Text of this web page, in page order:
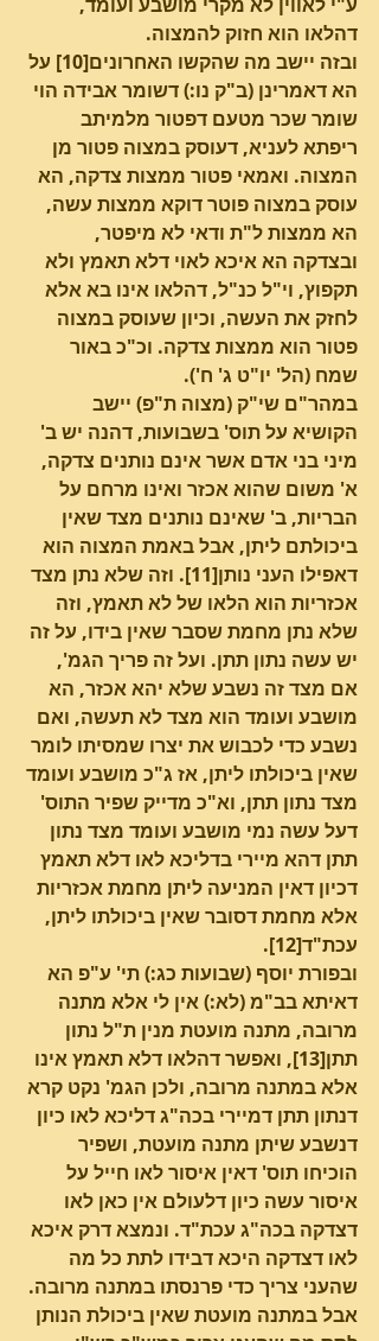
דהלאו הוא חזוק להמצוה.
ובזה יישב מה שהקשו האחרונים[10] על
הא דאמרינן (ב"ק נו:) דשומר אבידה הוי
שומר שכר מטעם דפטור מלמיתב
ריפתא לעניא, דעוסק במצוה פטור מן
המצוה. ואמאי פטור ממצות צדקה, הא
עוסק במצוה פוטר דוקא ממצות עשה,
הא ממצות ל"ת ודאי לא מיפטר,
ובצדקה הא איכא לאוי דלא תאמץ ולא
תקפוץ, וי"ל כנ"ל, דהלאו אינו בא אלא
לחזק את העשה, וכיון שעוסק במצוה
פטור הוא ממצות צדקה. וכ"כ באור
שמח (הל' יו"ט ג' ח').
במהר"ם שי"ק (מצוה ת"פ) יישב
הקושיא על תוס' בשבועות, דהנה יש ב'
מיני בני אדם אשר אינם נותנים צדקה,
א' משום שהוא אכזר ואינו מרחם על
הבריות, ב' שאינם נותנים מצד שאין
ביכולתם ליתן, אבל באמת המצוה הוא
דאפילו העני נותן[11]. וזה שלא נתן מצד
אכזריות הוא הלאו של לא תאמץ, וזה
שלא נתן מחמת שסבר שאין בידו, על זה
יש עשה נתון תתן. ועל זה פריך הגמ',
אם מצד זה נשבע שלא יהא אכזר, הא
מושבע ועומד הוא מצד לא תעשה, ואם
נשבע כדי לכבוש את יצרו שמסיתו לומר
שאין ביכולתו ליתן, אז ג"כ מושבע ועומד
מצד נתון תתן, וא"כ מדייק שפיר התוס'
דעל עשה נמי מושבע ועומד מצד נתון
תתן דהא מיירי בדליכא לאו דלא תאמץ
דכיון דאין המניעה ליתן מחמת אכזריות
אלא מחמת דסובר שאין ביכולתו ליתן,
עכת"ד[12].
ובפורת יוסף (שבועות כג:) תי' ע"פ הא
דאיתא בב"מ (לא:) אין לי אלא מתנה
מרובה, מתנה מועטת מנין ת"ל נתון
תתן[13], ואפשר דהלאו דלא תאמץ אינו
אלא במתנה מרובה, ולכן הגמ' נקט קרא
דנתון תתן דמיירי בכה"ג דליכא לאו כיון
דנשבע שיתן מתנה מועטת, ושפיר
הוכיחו תוס' דאין איסור לאו חייל על
איסור עשה כיון דלעולם אין כאן לאו
דצדקה בכה"ג עכת"ד. ונמצא דרק איכא
לאו דצדקה היכא דבידו לתת כל מה
שהעני צריך כדי פרנסתו במתנה מרובה.
אבל במתנה מועטת שאין ביכולת הנותן